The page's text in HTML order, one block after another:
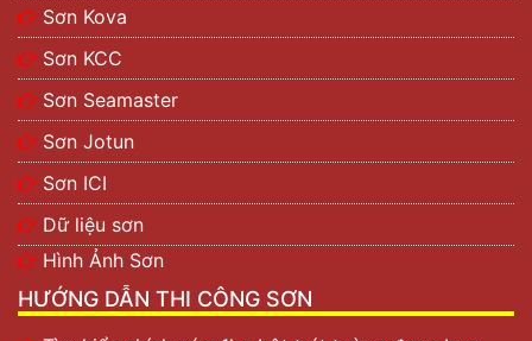
Sơn Kova
Sơn KCC
Sơn Seamaster
Sơn Jotun
Sơn ICI
Dữ liệu sơn
Hình Ảnh Sơn
HƯỚNG DẪN THI CÔNG SƠN